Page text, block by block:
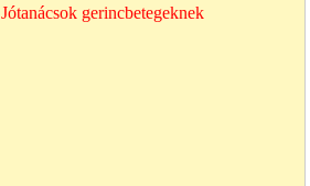
Jótanácsok gerincbetegeknek